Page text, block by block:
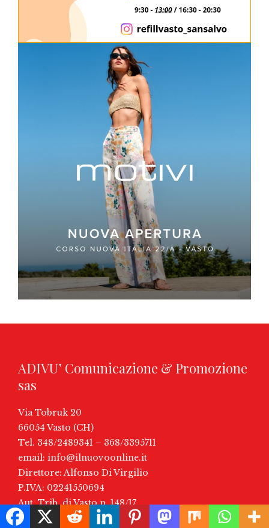
ADIVU’ Comunicazione & Promozione
sas
Via Tobruk 20
66054 Vasto (CH)
Tel. 348/2489341 – 368/3395711
email: info@ilnuovoonline.it
Direttore: Alfonso Di Virgilio
P.IVA: 02241550694
Aut. Trib. di Vasto n. 148/17
Iscrizione ROC (AGCOM) N° 36264